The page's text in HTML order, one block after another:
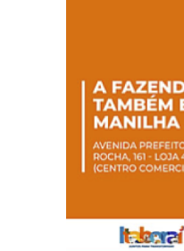
Magalhães Seabra